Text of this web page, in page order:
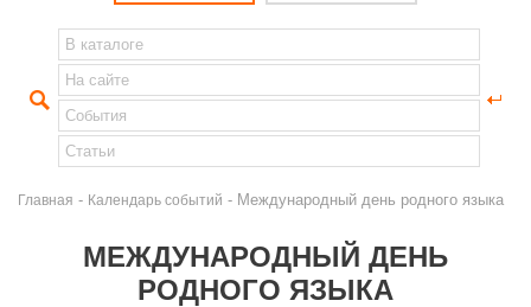
Главная - Календарь событий - Международный день родного языка
МЕЖДУНАРОДНЫЙ ДЕНЬ
РОДНОГО ЯЗЫКА